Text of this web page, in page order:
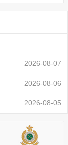
2026-08-07
2026-08-06
2026-08-05